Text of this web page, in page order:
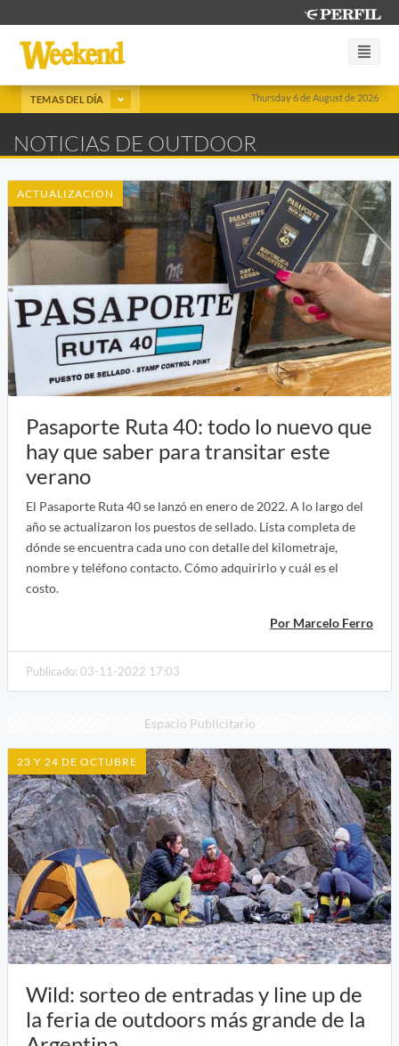
Thursday 6 de August de 2026
TEMAS DEL DÍA
NOTICIAS DE OUTDOOR
ACTUALIZACION
Pasaporte Ruta 40: todo lo nuevo que
hay que saber para transitar este
verano
El Pasaporte Ruta 40 se lanzó en enero de 2022. A lo largo del
año se actualizaron los puestos de sellado. Lista completa de
dónde se encuentra cada uno con detalle del kilometraje,
nombre y teléfono contacto. Cómo adquirirlo y cuál es el
costo.
Por Marcelo Ferro
Publicado: 03-11-2022 17:03
Espacio Publicitario
23 Y 24 DE OCTUBRE
Wild: sorteo de entradas y line up de
la feria de outdoors más grande de la